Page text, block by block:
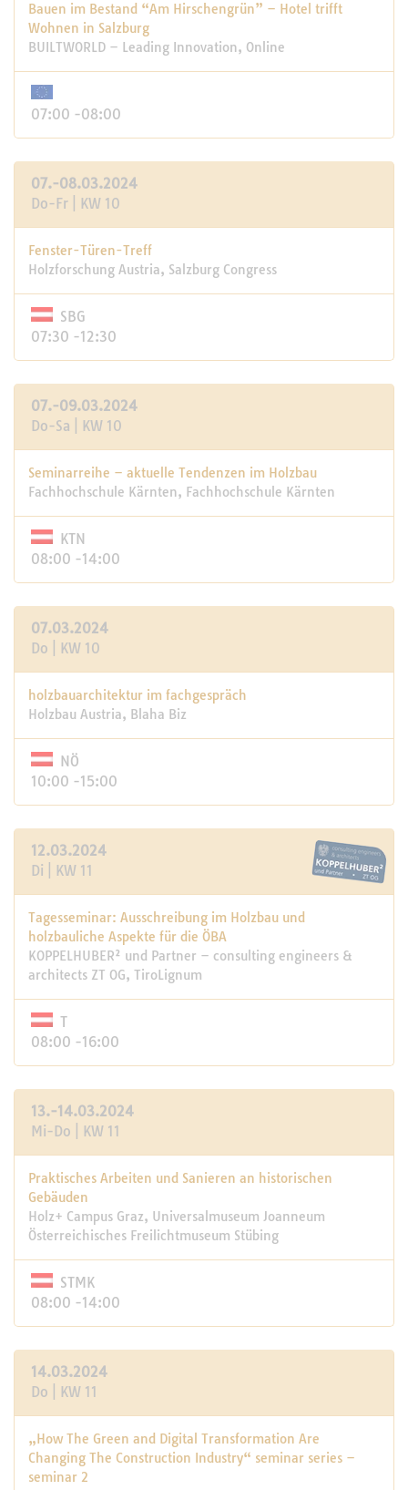
Bauen im Bestand “Am Hirschengrün” – Hotel trifft
Wohnen in Salzburg
BUILTWORLD – Leading Innovation, Online
07:00 -08:00
07.-08.03.2024
Do-Fr | KW 10
Fenster-Türen-Treff
Holzforschung Austria, Salzburg Congress
SBG
07:30 -12:30
07.-09.03.2024
Do-Sa | KW 10
Seminarreihe – aktuelle Tendenzen im Holzbau
Fachhochschule Kärnten, Fachhochschule Kärnten
KTN
08:00 -14:00
07.03.2024
Do | KW 10
holzbauarchitektur im fachgespräch
Holzbau Austria, Blaha Biz
NÖ
10:00 -15:00
12.03.2024
Di | KW 11
Tagesseminar: Ausschreibung im Holzbau und
holzbauliche Aspekte für die ÖBA
KOPPELHUBER² und Partner – consulting engineers &
architects ZT OG, TiroLignum
T
08:00 -16:00
13.-14.03.2024
Mi-Do | KW 11
Praktisches Arbeiten und Sanieren an historischen
Gebäuden
Holz+ Campus Graz, Universalmuseum Joanneum
Österreichisches Freilichtmuseum Stübing
STMK
08:00 -14:00
14.03.2024
Do | KW 11
„How The Green and Digital Transformation Are
Changing The Construction Industry“ seminar series –
seminar 2